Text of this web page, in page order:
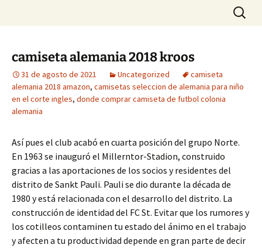
Buscar:
camiseta alemania 2018 kroos
31 de agosto de 2021 Uncategorized
camiseta
alemania 2018 amazon, camisetas seleccion de alemania para niño
en el corte ingles, donde comprar camiseta de futbol colonia
alemania
Así pues el club acabó en cuarta posición del grupo Norte.
En 1963 se inauguró el Millerntor-Stadion, construido
gracias a las aportaciones de los socios y residentes del
distrito de Sankt Pauli. Pauli se dio durante la década de
1980 y está relacionada con el desarrollo del distrito. La
construcción de identidad del FC St. Evitar que los rumores y
los cotilleos contaminen tu estado del ánimo en el trabajo
y afecten a tu productividad depende en gran parte de decir